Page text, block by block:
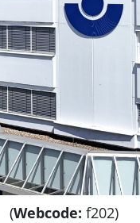
(Webcode: f202)